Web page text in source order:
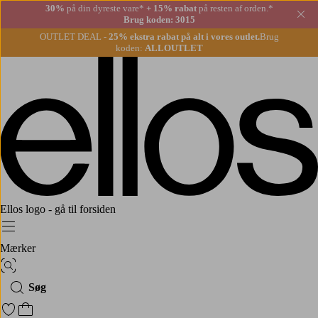
30% på din dyreste vare* + 15% rabatpå resten af orden.*
Brug koden: 3015
OUTLET DEAL - 25% ekstra rabat på alt i vores outlet.Brug
koden: ALLOUTLET
Ellos logo - gå til forsiden
Menu
Mærker
Billedsøgning
Søg
Gå til favoritmarkerede produkter
Gå til indkøbskurven